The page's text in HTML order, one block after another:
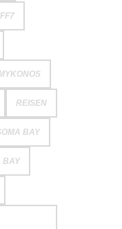
REISEN
BAY
BAY